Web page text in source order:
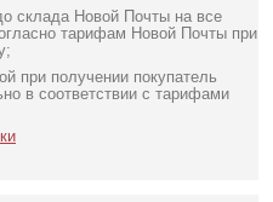
склада Новой Почты на все
тарифам Новой Почты при
при получении покупатель
в соответствии с тарифами